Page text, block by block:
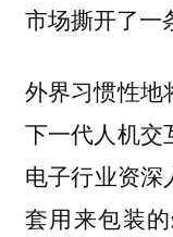
市场撕开了一
外界习惯性地
下一代人机交
电子行业资深
套用来包装